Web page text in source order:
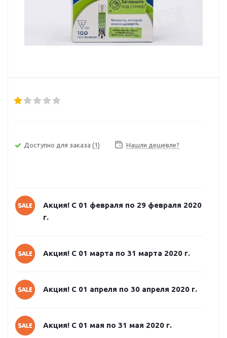
Доступно для заказа (1) Нашли дешевле?
Акция! С 01 февраля по 29 февраля 2020
г.
Акция! С 01 марта по 31 марта 2020 г.
Акция! С 01 апреля по 30 апреля 2020 г.
Акция! С 01 мая по 31 мая 2020 г.